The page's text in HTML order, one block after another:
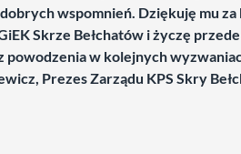
wspomnień. Dziękuję mu za
Skrze Bełchatów i życzę przede
powodzenia w kolejnych
Prezes Zarządu KPS Skry